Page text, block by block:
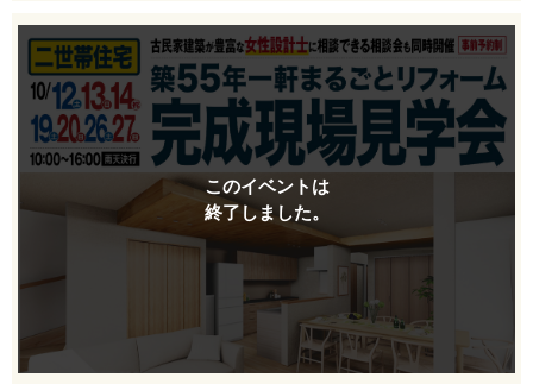
このイベントは
終了しました。